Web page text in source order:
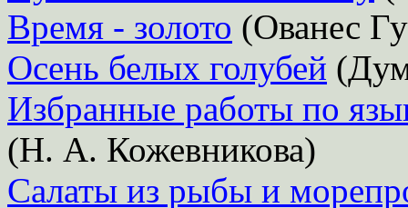
Время - золото (Ованес
Осень белых голубей
Избранные работы по
(Н. А. Кожевникова)
Салаты из рыбы и